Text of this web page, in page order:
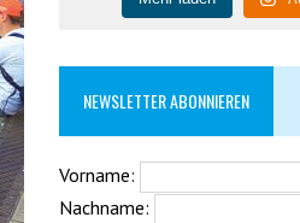
NEWSLETTER ABONNIEREN
Vorname:
Nachname: